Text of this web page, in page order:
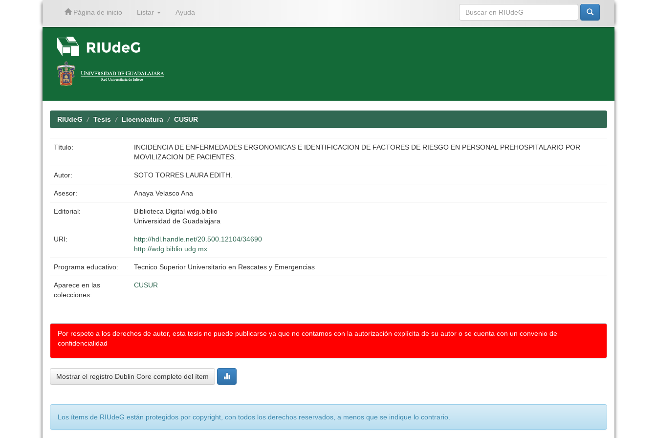
Página de inicio Listar Ayuda
RIUdeG Tesis Licenciatura CUSUR
Título:
INCIDENCIA DE ENFERMEDADES ERGONOMICAS E IDENTIFICACION DE FACTORES DE RIESGO EN PERSONAL PREHOSPITALARIO POR
MOVILIZACION DE PACIENTES.
Autor: SOTO TORRES LAURA EDITH.
Asesor: Anaya Velasco Ana
Editorial:
Biblioteca Digital wdg.biblio
Universidad de Guadalajara
URI:
http://hdl.handle.net/20.500.12104/34690
http://wdg.biblio.udg.mx
Programa educativo: Tecnico Superior Universitario en Rescates y Emergencias
Aparece en las
colecciones:
CUSUR
Por respeto a los derechos de autor, esta tesis no puede publicarse ya que no contamos con la autorización explícita de su autor o se cuenta con un convenio de
confidencialidad
Mostrar el registro Dublin Core completo del ítem
Los ítems de RIUdeG están protegidos por copyright, con todos los derechos reservados, a menos que se indique lo contrario.